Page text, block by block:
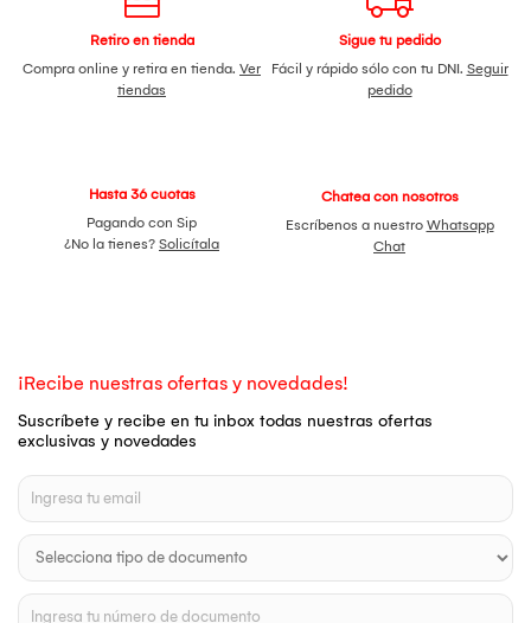
Retiro en tienda
Compra online y retira en tienda. Ver
tiendas
Sigue tu pedido
Fácil y rápido sólo con tu DNI. Seguir
pedido
Hasta 36 cuotas
Pagando con Sip
¿No la tienes? Solicítala
Chatea con nosotros
Escríbenos a nuestro Whatsapp
Chat
¡Recibe nuestras ofertas y novedades!
Suscríbete y recibe en tu inbox todas nuestras ofertas
exclusivas y novedades